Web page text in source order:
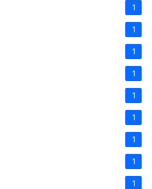
1
1
1
1
1
1
1
1
1